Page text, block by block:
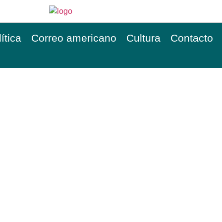
Correo americano Cultura Contacto